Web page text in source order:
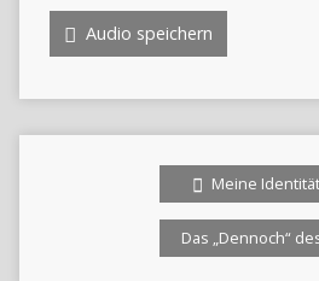
Audio speichern
Meine
Das „Dennoch“